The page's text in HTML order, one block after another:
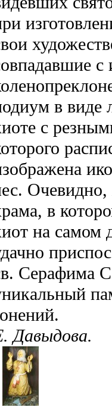
с
в виде
с
Очевидно,
в
на самом
Серафима
Давыдова.